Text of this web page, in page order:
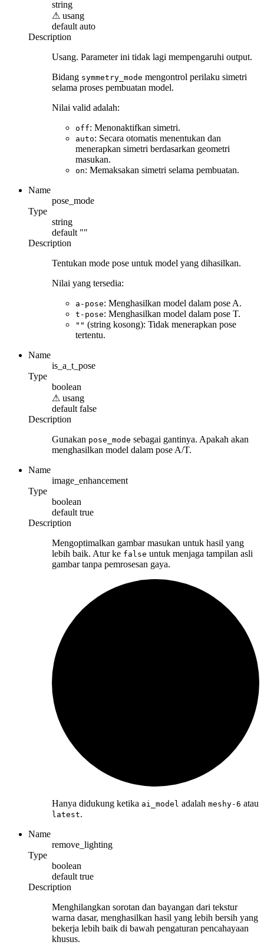
string
⚠ usang
default auto
Description
Usang. Parameter ini tidak lagi mempengaruhi output.
Bidang symmetry_mode mengontrol perilaku simetri
selama proses pembuatan model.
Nilai valid adalah:
off: Menonaktifkan simetri.
auto: Secara otomatis menentukan dan
menerapkan simetri berdasarkan geometri
masukan.
on: Memaksakan simetri selama pembuatan.
Name
pose_mode
Type
string
default ""
Description
Tentukan mode pose untuk model yang dihasilkan.
Nilai yang tersedia:
a-pose: Menghasilkan model dalam pose A.
t-pose: Menghasilkan model dalam pose T.
"" (string kosong): Tidak menerapkan pose
tertentu.
Name
is_a_t_pose
Type
boolean
⚠ usang
default false
Description
Gunakan pose_mode sebagai gantinya. Apakah akan
menghasilkan model dalam pose A/T.
Name
image_enhancement
Type
boolean
default true
Description
Mengoptimalkan gambar masukan untuk hasil yang
lebih baik. Atur ke false untuk menjaga tampilan asli
gambar tanpa pemrosesan gaya.
Hanya didukung ketika ai_model adalah meshy-6 atau
latest.
Name
remove_lighting
Type
boolean
default true
Description
Menghilangkan sorotan dan bayangan dari tekstur
warna dasar, menghasilkan hasil yang lebih bersih yang
bekerja lebih baik di bawah pengaturan pencahayaan
khusus.